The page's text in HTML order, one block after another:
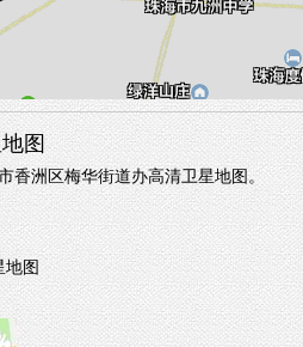
图
香洲区梅华街道办高清卫星地图。
地图